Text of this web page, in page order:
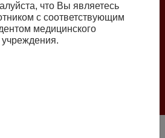
2026
больших языковых моделей
урологии
что Вы являетесь
с соответствующим
медицинского
учреждения.